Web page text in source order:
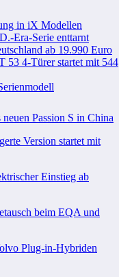
in iX Modellen
Era-Serie enttarnt
ab 19.990 Euro
53 4-Türer startet mit 544
Passion S in China
Version startet mit
Einstieg ab
beim EQA und
Plug-in-Hybriden